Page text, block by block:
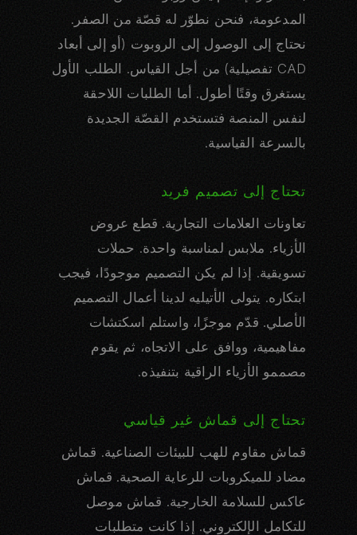
المدعومة، فنحن نطوّر له قصّة من الصفر.
نحتاج إلى الوصول إلى الروبوت (أو إلى أبعاد
CAD تفصيلية) من أجل القياس. الطلب الأول
يستغرق وقتًا أطول. أما الطلبات اللاحقة
لنفس المنصة فتستخدم القصّة الجديدة
بالسرعة القياسية.
تحتاج إلى تصميم فريد
تعاونات العلامات التجارية. قطع عروض
الأزياء. ملابس لمناسبة واحدة. حملات
تسويقية. إذا لم يكن التصميم موجودًا، فيجب
ابتكاره. يتولى الأتيليه لدينا أعمال التصميم
الأصلي. قدّم موجزًا، واستلم اسكتشات
مفاهيمية، ووافق على الاتجاه، ثم يقوم
مصممو الأزياء الراقية بتنفيذه.
تحتاج إلى قماش غير قياسي
قماش مقاوم للهب للبيئات الصناعية. قماش
مضاد للميكروبات للرعاية الصحية. قماش
عاكس للسلامة الخارجية. قماش موصل
للتكامل الإلكتروني. إذا كانت متطلبات